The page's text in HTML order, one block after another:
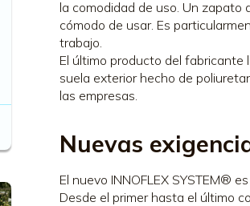
la comodidad de uso. Un zapato
cómodo de usar. Es
trabajo.
El último producto del fabricante
suela exterior hecho de
las empresas.
Nuevas
El nuevo INNOFLEX SYSTEM®
Desde el primer hasta el último